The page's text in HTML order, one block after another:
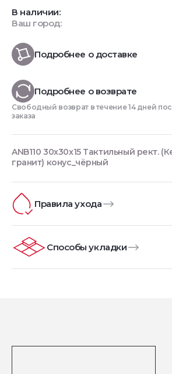
В наличии:
Ваш город:
Подробнее о доставке
Подробнее о возврате
Свободный возврат в течение 14 дней
заказа
ANB110 30x30x15 Тактильный рект.
гранит) конус_чёрный
Правила ухода
Способы укладки